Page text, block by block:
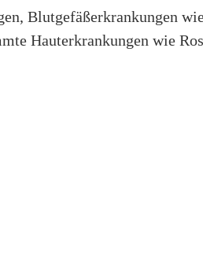
Blutgefäßerkrankungen
Hauterkrankungen wie